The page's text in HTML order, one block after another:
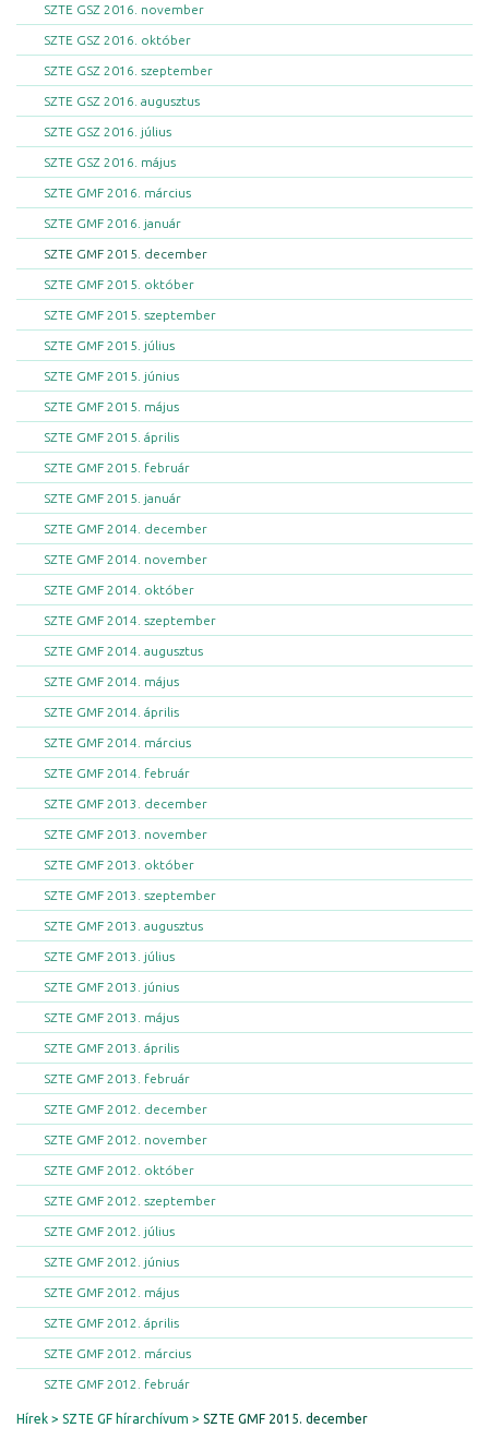
SZTE GSZ 2016. november
SZTE GSZ 2016. október
SZTE GSZ 2016. szeptember
SZTE GSZ 2016. augusztus
SZTE GSZ 2016. július
SZTE GSZ 2016. május
SZTE GMF 2016. március
SZTE GMF 2016. január
SZTE GMF 2015. december
SZTE GMF 2015. október
SZTE GMF 2015. szeptember
SZTE GMF 2015. július
SZTE GMF 2015. június
SZTE GMF 2015. május
SZTE GMF 2015. április
SZTE GMF 2015. február
SZTE GMF 2015. január
SZTE GMF 2014. december
SZTE GMF 2014. november
SZTE GMF 2014. október
SZTE GMF 2014. szeptember
SZTE GMF 2014. augusztus
SZTE GMF 2014. május
SZTE GMF 2014. április
SZTE GMF 2014. március
SZTE GMF 2014. február
SZTE GMF 2013. december
SZTE GMF 2013. november
SZTE GMF 2013. október
SZTE GMF 2013. szeptember
SZTE GMF 2013. augusztus
SZTE GMF 2013. július
SZTE GMF 2013. június
SZTE GMF 2013. május
SZTE GMF 2013. április
SZTE GMF 2013. február
SZTE GMF 2012. december
SZTE GMF 2012. november
SZTE GMF 2012. október
SZTE GMF 2012. szeptember
SZTE GMF 2012. július
SZTE GMF 2012. június
SZTE GMF 2012. május
SZTE GMF 2012. április
SZTE GMF 2012. március
SZTE GMF 2012. február
Hírek SZTE GF hírarchívum SZTE GMF 2015. december